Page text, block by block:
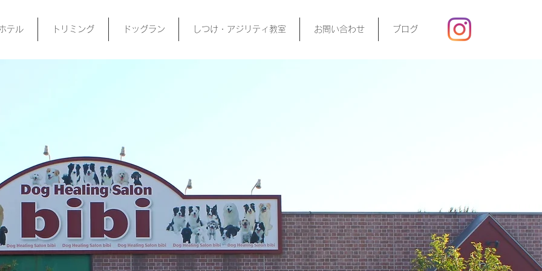
テル トリミング ドッグラン しつけ・アジリティ教室 お問い合わせ ブログ